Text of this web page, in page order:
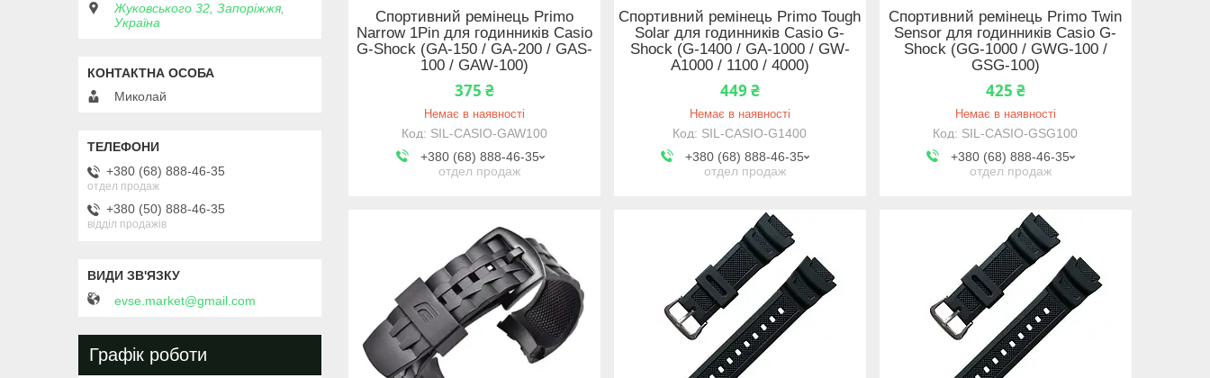
Спортивний ремінець Primo
Narrow 1Pin для годинників Casio
G-Shock (GA-150 / GA-200 / GAS-
100 / GAW-100)
375 ₴
Немає в наявності
SIL-CASIO-GAW100
+380 (68) 888-46-35
отдел продаж
Спортивний ремінець Primo Tough
Solar для годинників Casio G-
Shock (G-1400 / GA-1000 / GW-
A1000 / 1100 / 4000)
449 ₴
Немає в наявності
SIL-CASIO-G1400
+380 (68) 888-46-35
отдел продаж
Спортивний ремінець Primo Twin
Sensor для годинників Casio G-
Shock (GG-1000 / GWG-100 /
GSG-100)
425 ₴
Немає в наявності
SIL-CASIO-GSG100
+380 (68) 888-46-35
отдел продаж
Жуковського 32, Запоріжжя,
Україна
Миколай
+380 (68) 888-46-35
отдел продаж
+380 (50) 888-46-35
відділ продажів
evse.market@gmail.com
Графік роботи